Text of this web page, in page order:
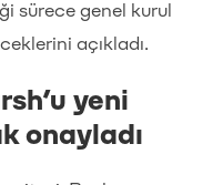
sürece genel kurul
açıkladı.
yeni
onayladı